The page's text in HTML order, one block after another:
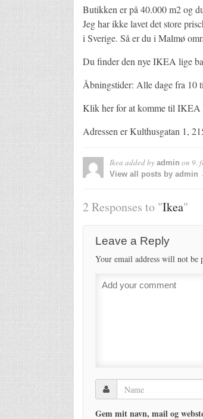
Butikken er på 40.000 m2 og
Jeg har ikke lavet det store
i Sverige. Så er du i Malmø
Du finder den nye IKEA lige
Åbningstider: Alle dage fra 10
Klik her for at komme til IKEA
Adressen er Kulthusgatan 1,
Ikea added by admin on 9.
View all posts by admin
2 Responses to "Ikea"
Leave a Reply
Your email address will not be
Gem mit navn, mail og